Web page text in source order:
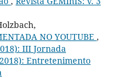
NO YOUTUBE ,
III Jornada
Entretenimento